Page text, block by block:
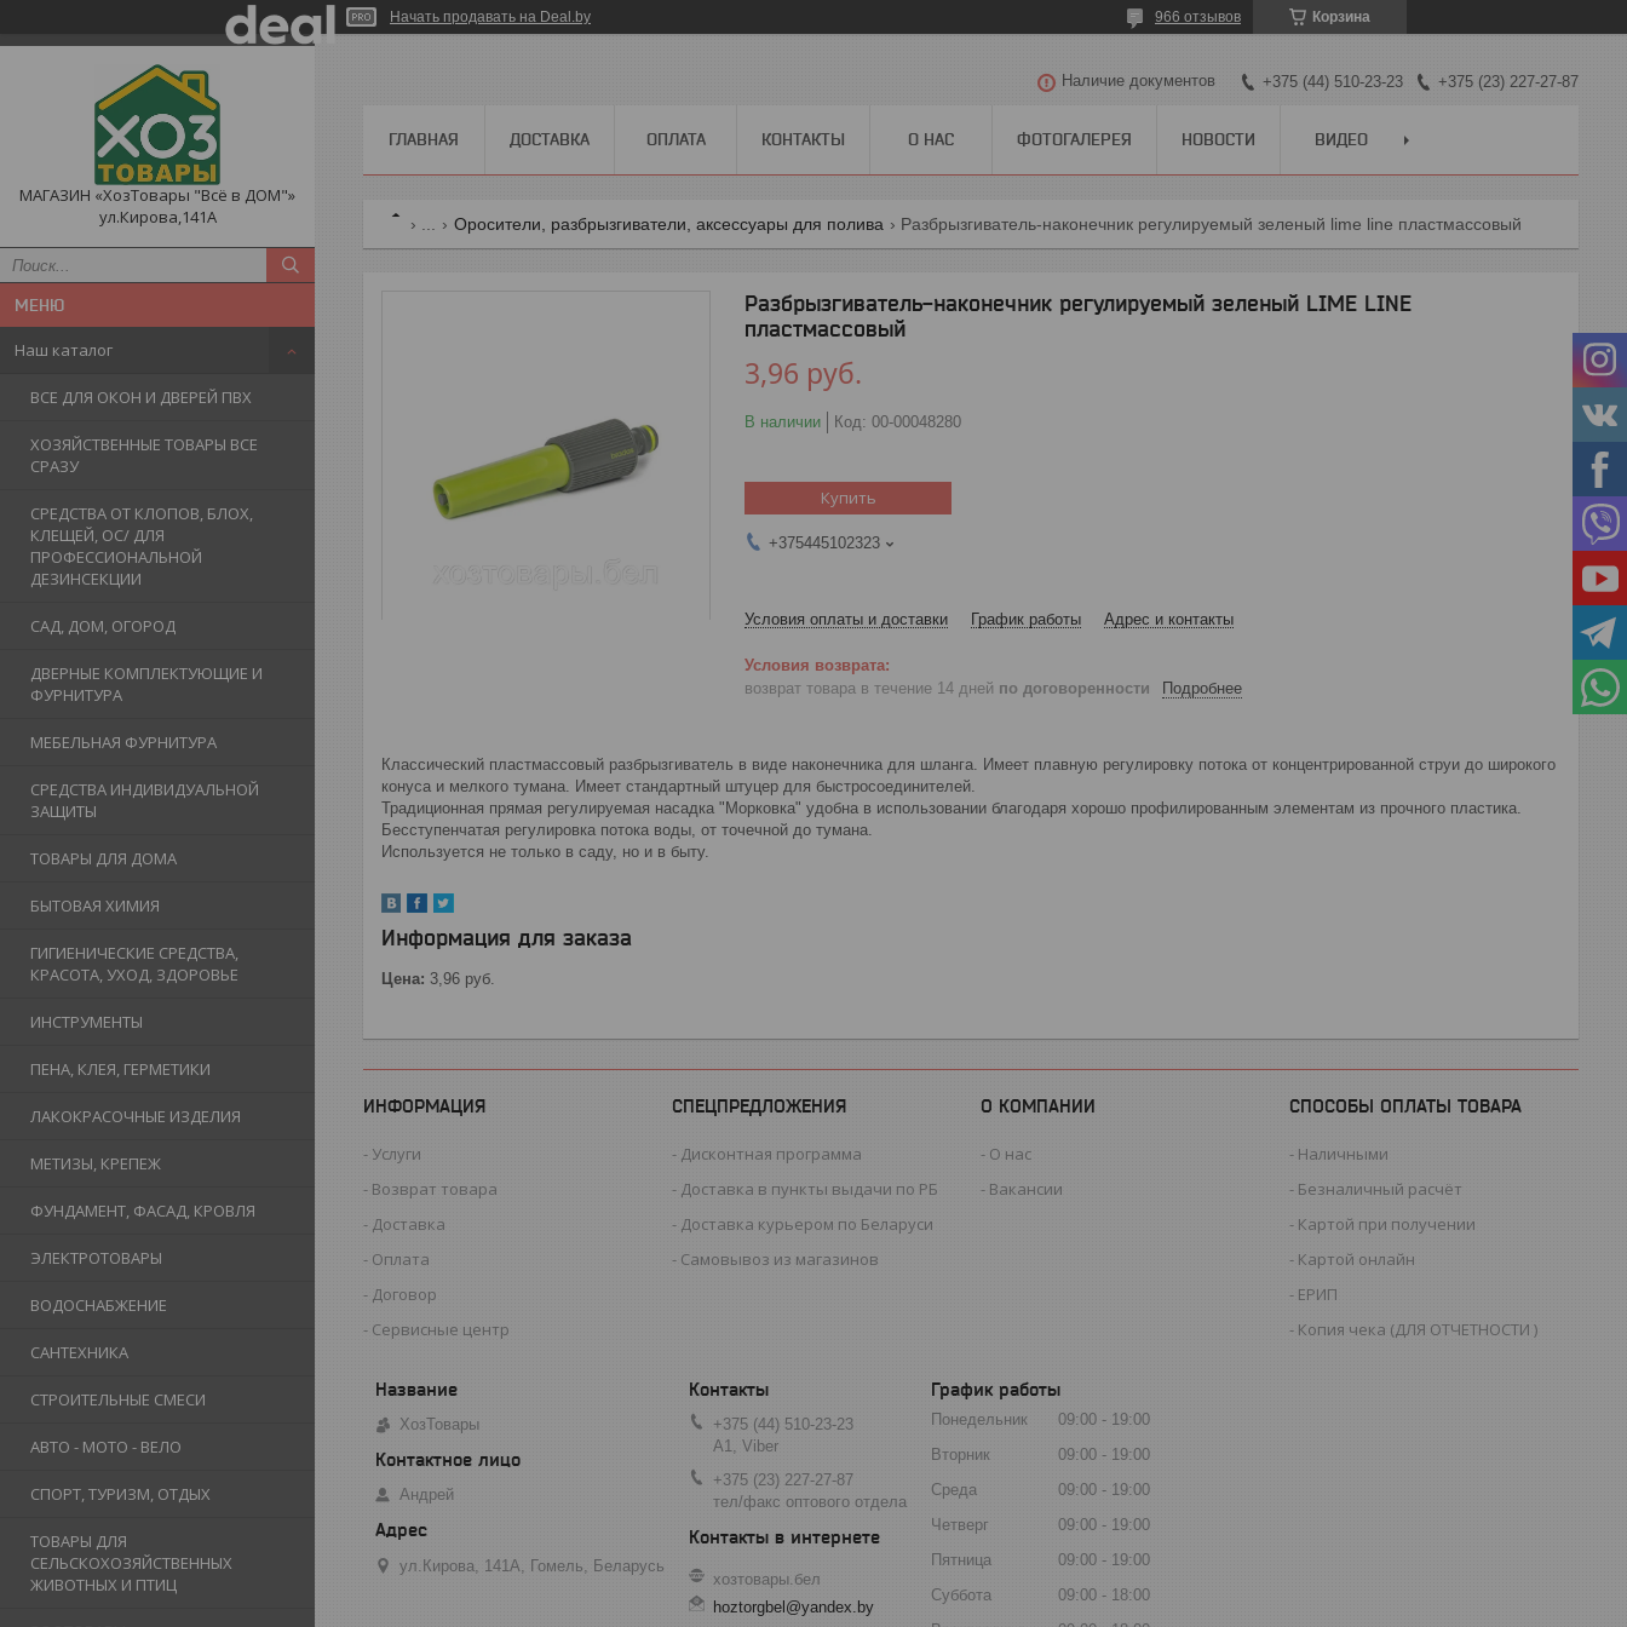
Начать продавать на Deal.by Корзина
966 отзывов
МАГАЗИН «ХозТовары "Всё в ДОМ"»
ул.Кирова,141А
Наш каталог
ВСЕ ДЛЯ ОКОН И ДВЕРЕЙ ПВХ
ХОЗЯЙСТВЕННЫЕ ТОВАРЫ ВСЕ
СРАЗУ
СРЕДСТВА ОТ КЛОПОВ, БЛОХ,
КЛЕЩЕЙ, ОС/ ДЛЯ
ПРОФЕССИОНАЛЬНОЙ
ДЕЗИНСЕКЦИИ
САД, ДОМ, ОГОРОД
ДВЕРНЫЕ КОМПЛЕКТУЮЩИЕ И
ФУРНИТУРА
МЕБЕЛЬНАЯ ФУРНИТУРА
СРЕДСТВА ИНДИВИДУАЛЬНОЙ
ЗАЩИТЫ
ТОВАРЫ ДЛЯ ДОМА
БЫТОВАЯ ХИМИЯ
ГИГИЕНИЧЕСКИЕ СРЕДСТВА,
КРАСОТА, УХОД, ЗДОРОВЬЕ
ИНСТРУМЕНТЫ
ПЕНА, КЛЕЯ, ГЕРМЕТИКИ
ЛАКОКРАСОЧНЫЕ ИЗДЕЛИЯ
МЕТИЗЫ, КРЕПЕЖ
ФУНДАМЕНТ, ФАСАД, КРОВЛЯ
ЭЛЕКТРОТОВАРЫ
ВОДОСНАБЖЕНИЕ
САНТЕХНИКА
СТРОИТЕЛЬНЫЕ СМЕСИ
АВТО - МОТО - ВЕЛО
СПОРТ, ТУРИЗМ, ОТДЫХ
ТОВАРЫ ДЛЯ
СЕЛЬСКОХОЗЯЙСТВЕННЫХ
ЖИВОТНЫХ И ПТИЦ
Наличие документов +375 (44) 510-23-23 +375 (23) 227-27-87
ГЛАВНАЯ ДОСТАВКА ОПЛАТА КОНТАКТЫ О НАС ФОТОГАЛЕРЕЯ НОВОСТИ ВИДЕО
Оросители, разбрызгиватели, аксессуары для полива Разбрызгиватель-наконечник регулируемый зеленый lime line пластмассовый
Разбрызгиватель-наконечник регулируемый зеленый LIME LINE
пластмассовый
3,96 руб.
В наличии Код: 00-00048280
Купить
+375445102323
Условия оплаты и доставки График работы Адрес и контакты
возврат товара в течение 14 дней по договоренности Подробнее
Классический пластмассовый разбрызгиватель в виде наконечника для шланга. Имеет плавную регулировку потока от концентрированной струи до широкого
конуса и мелкого тумана. Имеет стандартный штуцер для быстросоединителей.
Традиционная прямая регулируемая насадка "Морковка" удобна в использовании благодаря хорошо профилированным элементам из прочного пластика.
Бесступенчатая регулировка потока воды, от точечной до тумана.
Используется не только в саду, но и в быту.
Информация для заказа
Цена: 3,96 руб.
ИНФОРМАЦИЯ
Услуги
Возврат товара
Доставка
Оплата
Договор
Сервисные центр
СПЕЦПРЕДЛОЖЕНИЯ
Дисконтная программа
Доставка в пункты выдачи по РБ
Доставка курьером по Беларуси
Самовывоз из магазинов
О КОМПАНИИ
О нас
Вакансии
СПОСОБЫ ОПЛАТЫ ТОВАРА
Наличными
Безналичный расчёт
Картой при получении
Картой онлайн
ЕРИП
Копия чека (ДЛЯ ОТЧЕТНОСТИ )
ХозТовары
Андрей
ул.Кирова, 141А, Гомель, Беларусь
+375 (44) 510-23-23
А1, Viber
+375 (23) 227-27-87
тел/факс оптового отдела
хозтовары.бел
hoztorgbel@yandex.by
График работы
Понедельник 09:00
19:00
Вторник
09:00
19:00
Среда
09:00
19:00
Четверг
09:00
19:00
Пятница
09:00
19:00
Суббота
09:00
18:00